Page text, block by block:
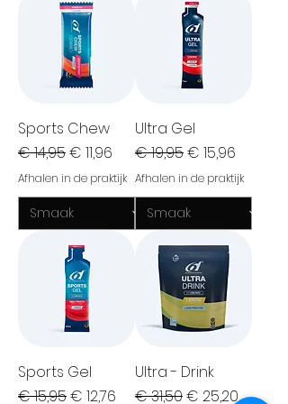
Sports Chew
Normale prijs
€ 14,95Verkoopprijs
€ 11,96
Afhalen in de praktijk
Ultra Gel
Normale prijs
€ 19,95Verkoopprijs
€ 15,96
Afhalen in de praktijk
Sports Gel
Normale prijs
€ 15,95Verkoopprijs
€ 12,76
Ultra - Drink
Normale prijs
€ 31,50Verkoopprijs
€ 25,20